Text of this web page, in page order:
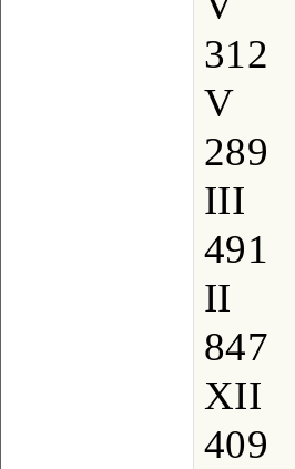
312
V
289
III
491
II
847
XII
409